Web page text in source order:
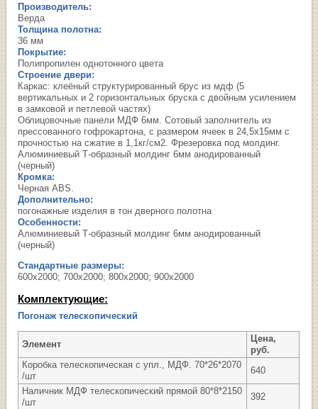
Производитель:
Верда
Толщина полотна:
36 мм
Покрытие:
Полипропилен однотонного цвета
Строение двери:
Каркас: клеёный структурированный брус из мдф (5
вертикальных и 2 горизонтальных бруска с двойным усилением
в замковой и петлевой частях)
Облицовочные панели МДФ 6мм. Сотовый заполнитель из
прессованного гофрокартона, с размером ячеек в 24,5х15мм с
прочностью на сжатие в 1,1кг/см2. Фрезеровка под молдинг.
Алюминиевый Т-образный молдинг 6мм анодированный
(черный)
Кромка:
Черная ABS.
Дополнительно:
погонажные изделия в тон дверного полотна
Особенности:
Алюминиевый Т-образный молдинг 6мм анодированный
(черный)
Стандартные размеры:
600х2000; 700х2000; 800х2000; 900х2000
Комплектующие:
Погонаж телескопический
Элемент
Цена,
руб.
Коробка телескопическая с упл., МДФ. 70*26*2070
/шт
640
Наличник МДФ телескопический прямой 80*8*2150
/шт
392